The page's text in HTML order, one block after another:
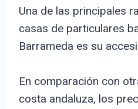
Una de las principales
casas de particulares
Barrameda es su
En comparación con
costa andaluza, los